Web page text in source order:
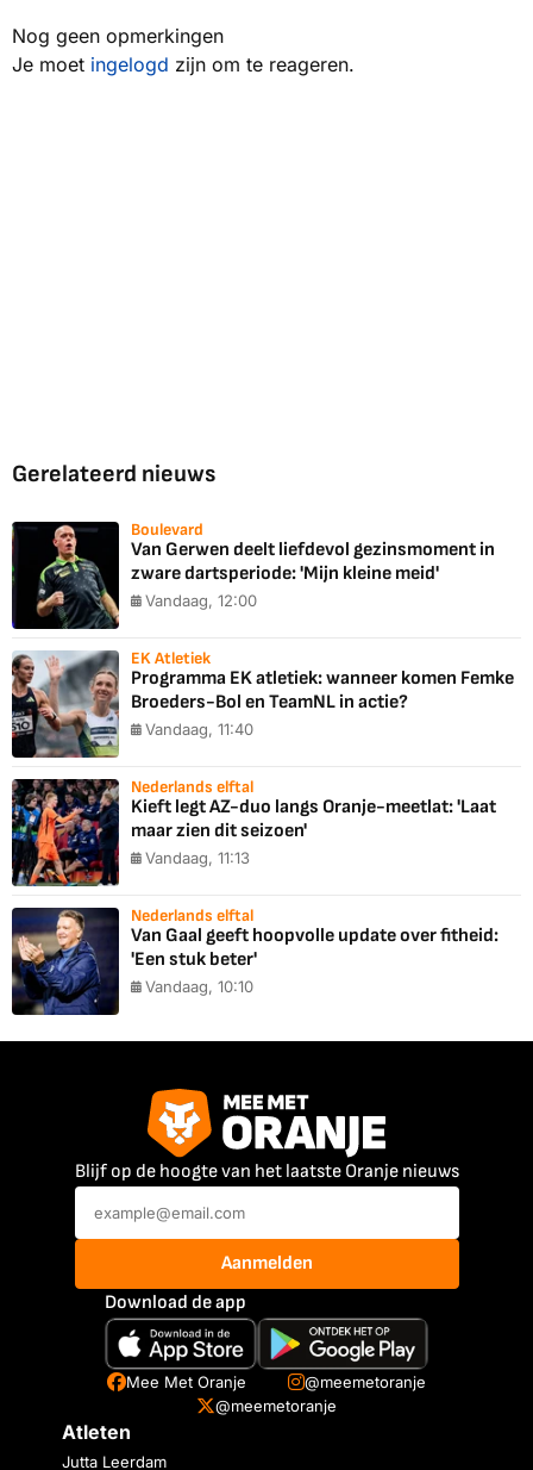
Nog geen opmerkingen
Je moet ingelogd zijn om te reageren.
Gerelateerd nieuws
Boulevard
Van Gerwen deelt liefdevol gezinsmoment in
zware dartsperiode: 'Mijn kleine meid'
Vandaag, 12:00
EK Atletiek
Programma EK atletiek: wanneer komen Femke
Broeders-Bol en TeamNL in actie?
Vandaag, 11:40
Nederlands elftal
Kieft legt AZ-duo langs Oranje-meetlat: 'Laat
maar zien dit seizoen'
Vandaag, 11:13
Nederlands elftal
Van Gaal geeft hoopvolle update over fitheid:
'Een stuk beter'
Vandaag, 10:10
Blijf op de hoogte van het laatste Oranje nieuws
Aanmelden
Download de app
Mee Met Oranje
@meemetoranje
@meemetoranje
Atleten
Jutta Leerdam